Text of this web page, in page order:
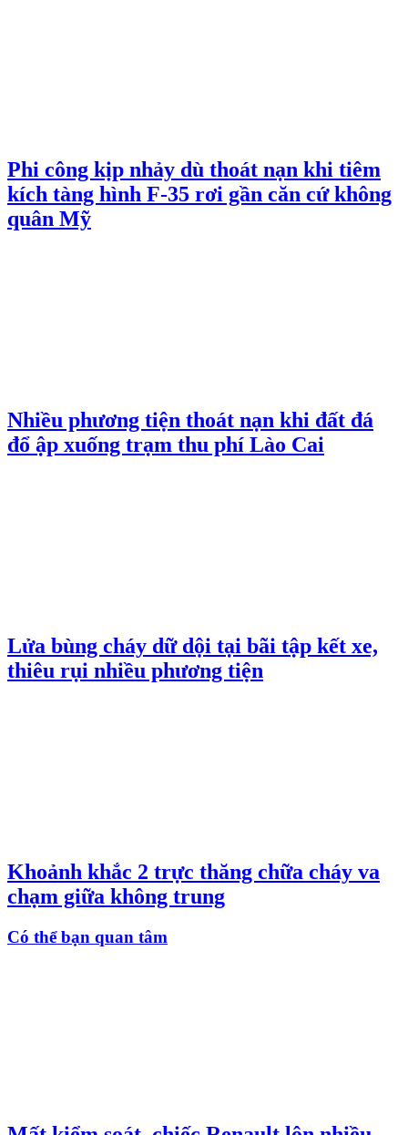
Phi công kịp nhảy dù thoát nạn khi tiêm
kích tàng hình F-35 rơi gần căn cứ không
quân Mỹ
Nhiều phương tiện thoát nạn khi đất đá
đổ ập xuống trạm thu phí Lào Cai
Lửa bùng cháy dữ dội tại bãi tập kết xe,
thiêu rụi nhiều phương tiện
Khoảnh khắc 2 trực thăng chữa cháy va
chạm giữa không trung
Có thể bạn quan tâm